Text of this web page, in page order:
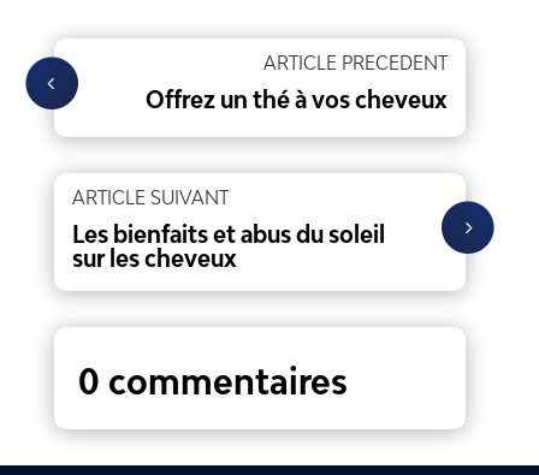
ARTICLE PRECEDENT
Offrez un thé à vos cheveux
ARTICLE SUIVANT
Les bienfaits et abus du soleil
sur les cheveux
0 commentaires